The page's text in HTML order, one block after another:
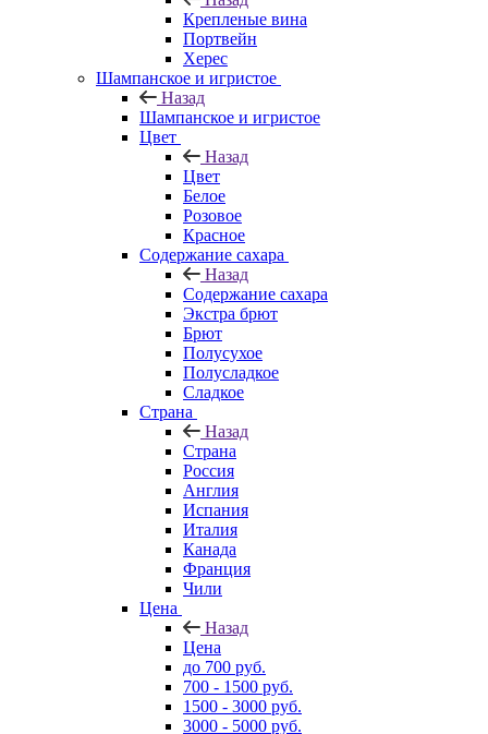
Крепленые вина
Портвейн
Херес
Шампанское и игристое
Назад
Шампанское и игристое
Цвет
Назад
Цвет
Белое
Розовое
Красное
Содержание сахара
Назад
Содержание сахара
Экстра брют
Брют
Полусухое
Полусладкое
Сладкое
Страна
Назад
Страна
Россия
Англия
Испания
Италия
Канада
Франция
Чили
Цена
Назад
Цена
до 700 руб.
700 - 1500 руб.
1500 - 3000 руб.
3000 - 5000 руб.